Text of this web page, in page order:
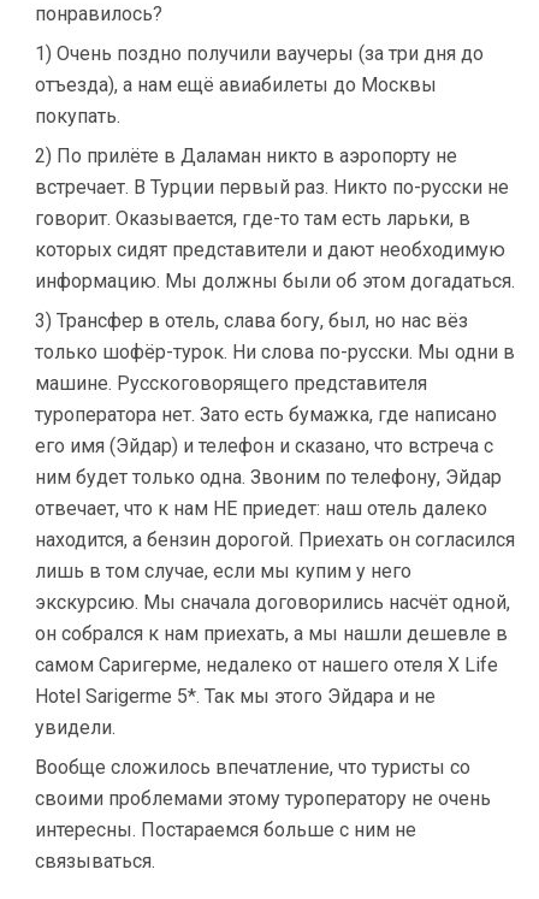
понравилось?
1) Очень поздно получили ваучеры (за три дня до
отъезда), а нам ещё авиабилеты до Москвы
покупать.
2) По прилёте в Даламан никто в аэропорту не
встречает. В Турции первый раз. Никто по-русски не
говорит. Оказывается, где-то там есть ларьки, в
которых сидят представители и дают необходимую
информацию. Мы должны были об этом догадаться.
3) Трансфер в отель, слава богу, был, но нас вёз
только шофёр-турок. Ни слова по-русски. Мы одни в
машине. Русскоговорящего представителя
туроператора нет. Зато есть бумажка, где написано
его имя (Эйдар) и телефон и сказано, что встреча с
ним будет только одна. Звоним по телефону, Эйдар
отвечает, что к нам НЕ приедет: наш отель далеко
находится, а бензин дорогой. Приехать он согласился
лишь в том случае, если мы купим у него
экскурсию. Мы сначала договорились насчёт одной,
он собрался к нам приехать, а мы нашли дешевле в
самом Саригерме, недалеко от нашего отеля X Life
Hotel Sarigerme 5*. Так мы этого Эйдара и не
увидели.
Вообще сложилось впечатление, что туристы со
своими проблемами этому туроператору не очень
интересны. Постараемся больше с ним не
связываться.